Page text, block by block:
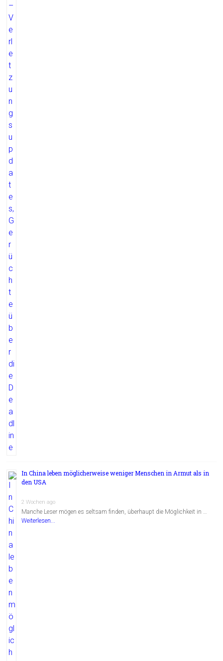
In China leben möglicherweise weniger Menschen in Armut als in
den USA
2 Wochen ago
Manche Leser mögen es seltsam finden, überhaupt die Möglichkeit in …
Weiterlesen...